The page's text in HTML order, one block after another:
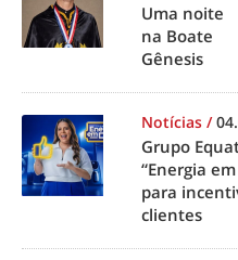
Uma noite
na Boate
Gênesis
Notícias /
Grupo
“Energia
para
clientes